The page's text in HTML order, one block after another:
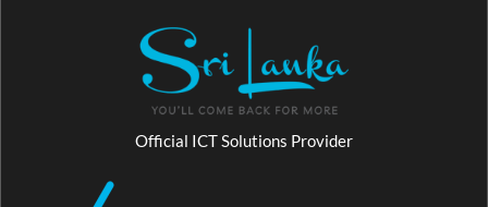
Official ICT Solutions Provider